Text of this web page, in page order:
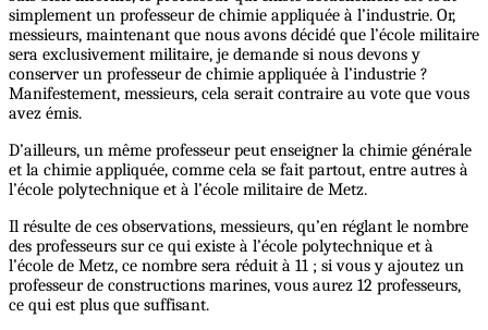
simplement un professeur de chimie appliquée à l’industrie. Or,
messieurs, maintenant que nous avons décidé que l’école militaire
sera exclusivement militaire, je demande si nous devons y
conserver un professeur de chimie appliquée à l’industrie ?
Manifestement, messieurs, cela serait contraire au vote que vous
avez émis.
D’ailleurs, un même professeur peut enseigner la chimie générale
et la chimie appliquée, comme cela se fait partout, entre autres à
l’école polytechnique et à l’école militaire de Metz.
Il résulte de ces observations, messieurs, qu’en réglant le nombre
des professeurs sur ce qui existe à l’école polytechnique et à
l’école de Metz, ce nombre sera réduit à 11 ; si vous y ajoutez un
professeur de constructions marines, vous aurez 12 professeurs,
ce qui est plus que suffisant.